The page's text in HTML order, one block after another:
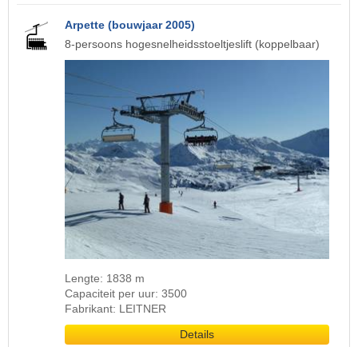
Arpette (bouwjaar 2005)
8-persoons hogesnelheidsstoeltjeslift (koppelbaar)
Lengte: 1838 m
Capaciteit per uur: 3500
Fabrikant: LEITNER
Details